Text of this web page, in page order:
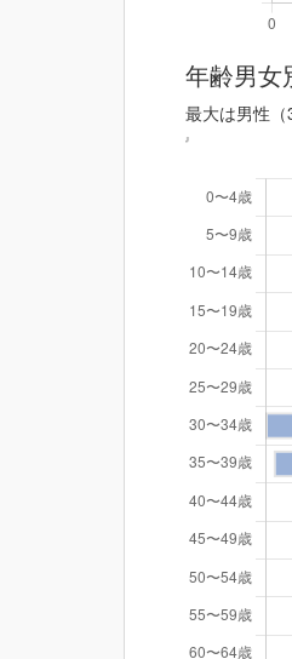
年齢男女
最大は男性